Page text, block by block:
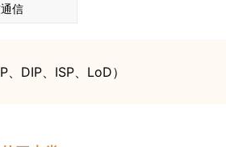
信
DIP、ISP、LoD）